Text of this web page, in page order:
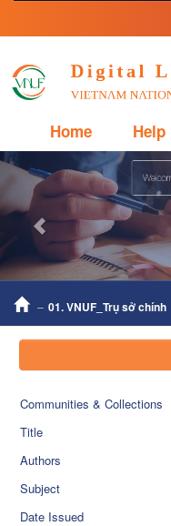
Skip
Home Help
Previous
01. VNUF_Trụ sở chính
Communities & Collections
Title
Authors
Subject
Date Issued